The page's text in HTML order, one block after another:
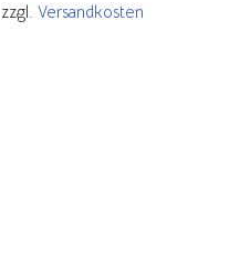
zzgl.Versandkosten